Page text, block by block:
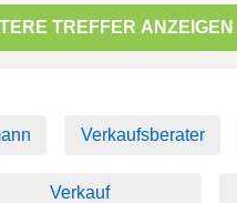
TREFFER ANZEIGEN
Verkaufsberater
Verkauf